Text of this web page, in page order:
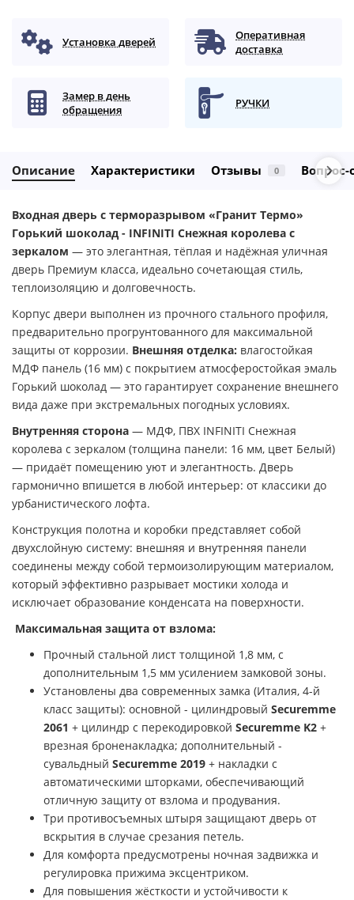
Установка дверей
Оперативная
доставка
Замер в день
обращения
РУЧКИ
Описание Характеристики Отзывы 0 Вопрос-
Входная дверь с терморазрывом «Гранит Термо»
Горький шоколад - INFINITI Снежная королева с
зеркалом — это элегантная, тёплая и надёжная уличная
дверь Премиум класса, идеально сочетающая стиль,
теплоизоляцию и долговечность.
Корпус двери выполнен из прочного стального профиля,
предварительно прогрунтованного для максимальной
защиты от коррозии. Внешняя отделка: влагостойкая
МДФ панель (16 мм) с покрытием атмосферостойкая эмаль
Горький шоколад — это гарантирует сохранение внешнего
вида даже при экстремальных погодных условиях.
Внутренняя сторона — МДФ, ПВХ INFINITI Снежная
королева с зеркалом (толщина панели: 16 мм, цвет Белый)
— придаёт помещению уют и элегантность. Дверь
гармонично впишется в любой интерьер: от классики до
урбанистического лофта.
Конструкция полотна и коробки представляет собой
двухслойную систему: внешняя и внутренняя панели
соединены между собой термоизолирующим материалом,
который эффективно разрывает мостики холода и
исключает образование конденсата на поверхности.
Максимальная защита от взлома:
Прочный стальной лист толщиной 1,8 мм, с
дополнительным 1,5 мм усилением замковой зоны.
Установлены два современных замка (Италия, 4-й
класс защиты): основной - цилиндровый Securemme
2061 + цилиндр с перекодировкой Securemme K2 +
врезная броненакладка; дополнительный -
сувальдный Securemme 2019 + накладки с
автоматическими шторками, обеспечивающий
отличную защиту от взлома и продувания.
Три противосъемных штыря защищают дверь от
вскрытия в случае срезания петель.
Для комфорта предусмотрены ночная задвижка и
регулировка прижима эксцентриком.
Для повышения жёсткости и устойчивости к